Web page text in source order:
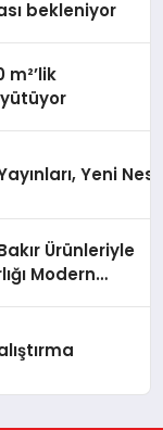
bekleniyor
Yeni
Ürünleriyle
Modern